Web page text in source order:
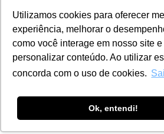
Utilizamos cookies para oferecer
experiência, melhorar o
como você interage em nosso site e
personalizar conteúdo. Ao utilizar
concorda com o uso de cookies.
Ok, entendi!
faleconosco@frisa.com.br
Sistema NFE
CNPJ 27.497.684/0001-35 · Av.